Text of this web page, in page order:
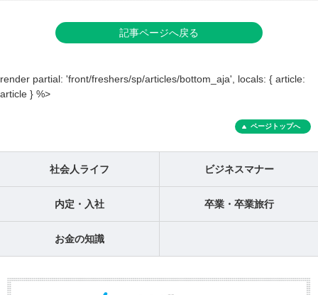
記事ページへ戻る
render partial: 'front/freshers/sp/articles/bottom_aja', locals: { article:
article } %>
ページトップへ
社会人ライフ ビジネスマナー
内定・入社 卒業・卒業旅行
お金の知識